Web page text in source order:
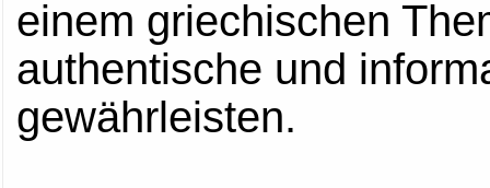
einem griechischen
authentische und
gewährleisten.